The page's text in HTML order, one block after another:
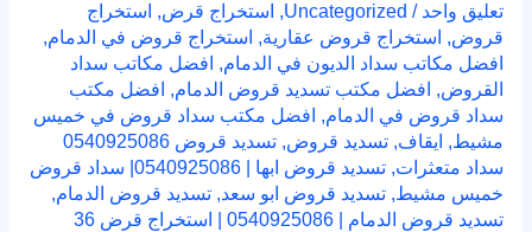
تعليق واحد /
Uncategorized
, استخراج قرض, استخراج
قروض, استخراج قروض عقارية, استخراج قروض في الدمام,
افضل مكاتب سداد الديون في الدمام, افضل مكاتب سداد
القروض, افضل مكتب تسديد قروض الدمام, افضل مكتب
سداد قروض في الدمام, افضل مكتب سداد قروض في خميس
مشيط, ايقاف, تسديد قروض,
تسديد قروض 0540925086
سداد متعثرات,
تسديد قروض ابها | 0540925086| سداد قروض
خميس مشيط, تسديد قروض ابو سعد, تسديد قروض الدمام,
تسديد قروض الدمام | 0540925086 | استخراج قرض 36